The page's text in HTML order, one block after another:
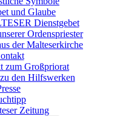
und Glaube
Dienstgebet
Ordenspriester
der Malteserkirche
zum Großpriorat
den Hilfswerken
Zeitung